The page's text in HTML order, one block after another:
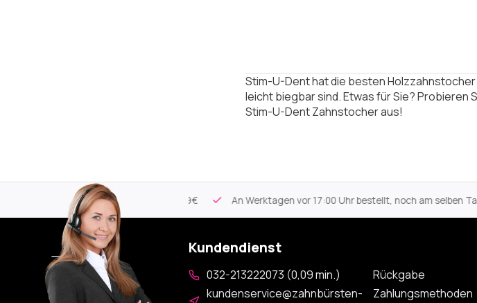
Stim-U-Dent hat die besten
leicht biegbar sind. Etwas für Sie? Probieren
Stim-U-Dent Zahnstocheraus!
Kostenloser Versand An Werktagen vor 17:00 Uhr bestellt, noch am selben Tag
Kundendienst
032-213222073 (0,09 min.)
kundenservice@zahnbürsten-
Rückgabe
Zahlungsmethoden